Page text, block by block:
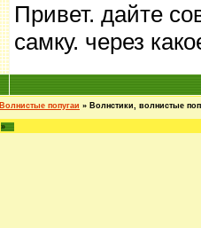
Привет. дайте
самку. через
Волнистые попугаи » Волнстики, волнистые
»